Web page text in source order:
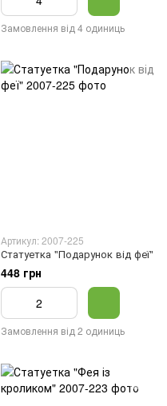
Замовлення від 4 одиниць
Артикул: 2007-225
Статуетка "Подарунок від феї"
448 грн
Замовлення від 2 одиниць